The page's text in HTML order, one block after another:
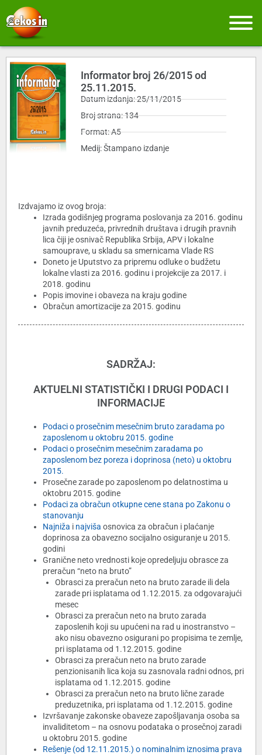
Informator broj 26/2015 od
25.11.2015.
Datum izdanja: 25/11/2015
Broj strana: 134
Format: A5
Medij: Štampano izdanje
Izdvajamo iz ovog broja:
Izrada godišnjeg programa poslovanja za 2016. godinu
javnih preduzeća, privrednih društava i drugih pravnih
lica čiji je osnivač Republika Srbija, APV i lokalne
samouprave, u skladu sa smernicama Vlade RS
Doneto je Uputstvo za pripremu odluke o budžetu
lokalne vlasti za 2016. godinu i projekcije za 2017. i
2018. godinu
Popis imovine i obaveza na kraju godine
Obračun amortizacije za 2015. godinu
SADRŽAJ:
AKTUELNI STATISTIČKI I DRUGI PODACI I
INFORMACIJE
Podaci o prosečnim mesečnim bruto zaradama po
zaposlenom u oktobru 2015. godine
Podaci o prosečnim mesečnim zaradama po
zaposlenom bez poreza i doprinosa (neto) u oktobru
2015.
Prosečne zarade po zaposlenom po delatnostima u
oktobru 2015. godine
Podaci za obračun otkupne cene stana po Zakonu o
stanovanju
Najniža i najviša osnovica za obračun i plaćanje
doprinosa za obavezno socijalno osiguranje u 2015.
godini
Granične neto vrednosti koje opredeljuju obrasce za
preračun “neto na bruto”
Obrasci za preračun neto na bruto zarade ili dela
zarade pri isplatama od 1.12.2015. za odgovarajući
mesec
Obrasci za preračun neto na bruto zarada
zaposlenih koji su upućeni na rad u inostranstvo –
ako nisu obavezno osigurani po propisima te zemlje,
pri isplatama od 1.12.2015. godine
Obrasci za preračun neto na bruto zarade
penzionisanih lica koja su zasnovala radni odnos, pri
isplatama od 1.12.2015. godine
Obrasci za preračun neto na bruto lične zarade
preduzetnika, pri isplatama od 1.12.2015. godine
Izvršavanje zakonske obaveze zapošljavanja osoba sa
invaliditetom – na osnovu podataka o prosečnoj zaradi
u oktobru 2015. godine
Rešenje (od 12.11.2015.) o nominalnim iznosima prava